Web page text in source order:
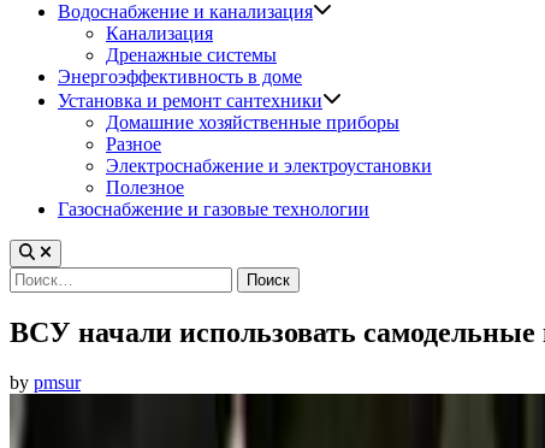
Водоснабжение и канализация
Канализация
Дренажные системы
Энергоэффективность в доме
Установка и ремонт сантехники
Домашние хозяйственные приборы
Разное
Электроснабжение и электроустановки
Полезное
Газоснабжение и газовые технологии
Найти:
ВСУ начали использовать
by pmsur